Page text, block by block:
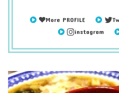
More PROFILE
instagram